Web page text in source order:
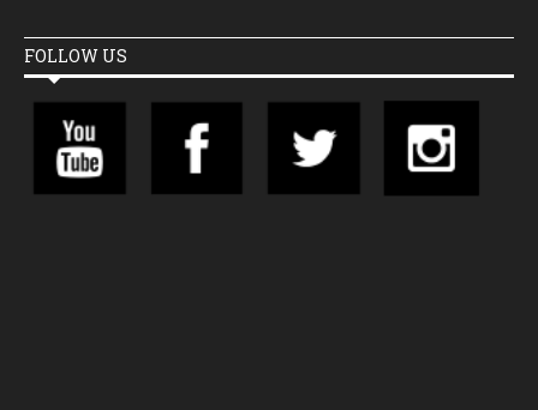
FOLLOW US